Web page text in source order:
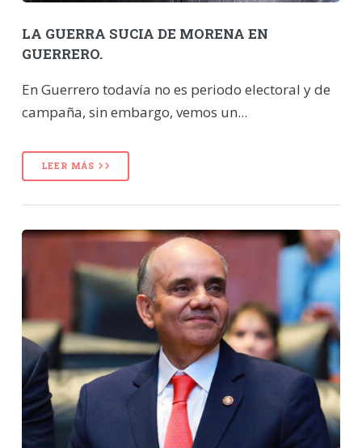
LA GUERRA SUCIA DE MORENA EN
GUERRERO.
En Guerrero todavía no es periodo electoral y de
campaña, sin embargo, vemos un...
LEER MÁS